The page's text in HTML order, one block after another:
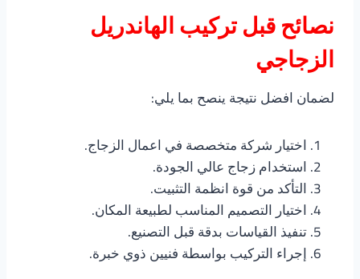
نصائح قبل تركيب الهاندريل
الزجاجي
لضمان افضل نتيجة ينصح بما يلي:
اختيار شركة متخصصة في اعمال الزجاج.
استخدام زجاج عالي الجودة.
التأكد من قوة انظمة التثبيت.
اختيار التصميم المناسب لطبيعة المكان.
تنفيذ القياسات بدقة قبل التصنيع.
إجراء التركيب بواسطة فنيين ذوي خبرة.